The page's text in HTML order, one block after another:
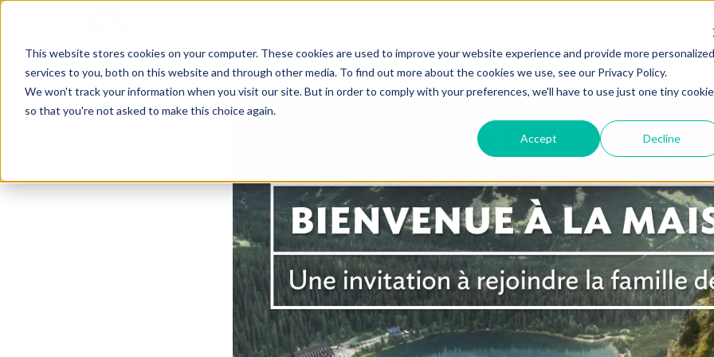
This website stores cookies on your computer. These cookies are used to improve your website experience and provide more personalized
services to you, both on this website and through other media. To find out more about the cookies we use, see our Privacy Policy.
We won't track your information when you visit our site. But in order to comply with your preferences, we'll have to use just one tiny cookie
so that you're not asked to make this choice again.
Accept Decline